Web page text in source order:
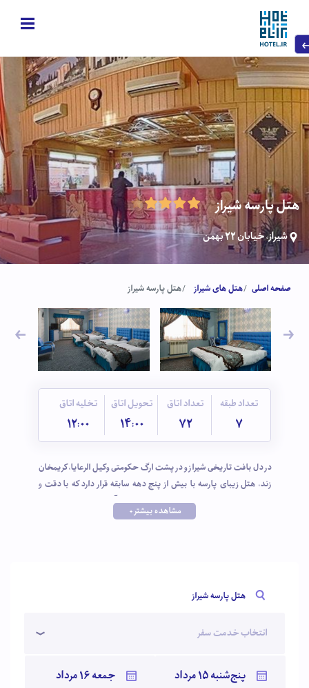
هتل پارسه شیراز
شیراز، خیابان 22 بهمن
صفحه اصلی هتل های شیراز هتل پارسه شیراز
در دل بافت تاریخی شیراز و در پشت ارگ حکومتی وکیل الرعایا، کریمخان
زند، هتل زیبای پارسه با بیش از پنج دهه سابقه قرار دارد که با دقت و
رعایت جزئیات، رفاه و راحتی مهمانان را فراهم آورده است. در این هتل
چهار ستاره سالن کنفرانس و اجتماعات، سالن بازی بیلیارد رستوران و کافی
مشاهده بیشتر +
تعداد طبقه
7
تعداد اتاق
72
تحویل اتاق
14:00
تخلیه اتاق
12:00
هتل پارسه شیراز
انتخاب خدمت سفر